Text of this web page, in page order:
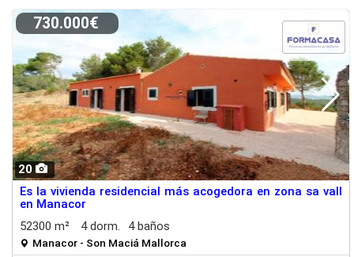
20
730.000€
Es la vivienda residencial más acogedora en zona sa vall
en Manacor
52300 m²
4 dorm. 4 baños
Manacor - Son Maciá Mallorca